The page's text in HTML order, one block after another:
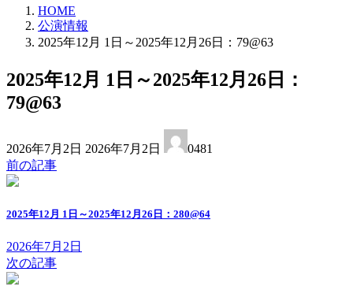
HOME
公演情報
2025年12月 1日～2025年12月26日：79@63
2025年12月 1日～2025年12月26日：
79@63
2026年7月2日 終
時
2026年7月2日
0481
前の記事
2025年12月 1日～2025年12月26日：280@64
2026年7月2日
次の記事